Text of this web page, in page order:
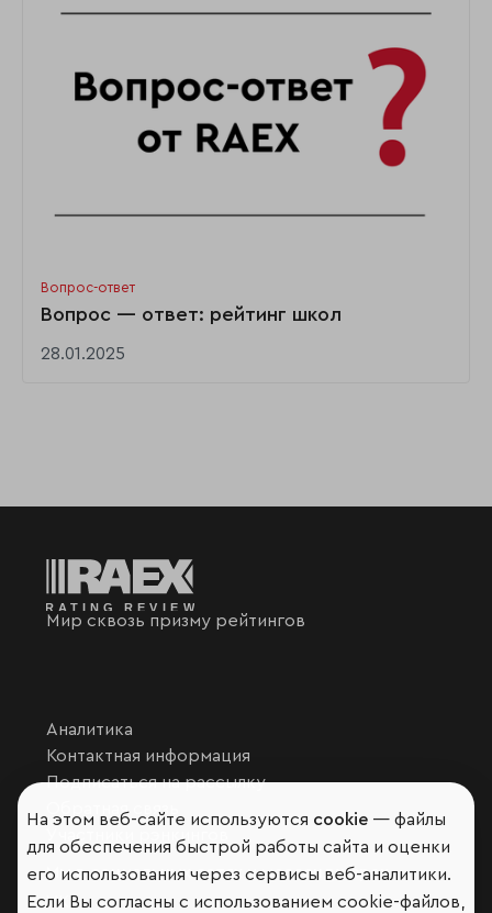
Вопрос-ответ
Вопрос — ответ: рейтинг школ
28.01.2025
Мир сквозь призму рейтингов
Аналитика
Контактная информация
Подписаться на рассылку
Обратная связь
Участники рэнкингов
Мы в социальных сетях и мессенджерах
VK
На этом веб-сайте используются cookie — файлы
для обеспечения быстрой работы сайта и оценки
его использования через сервисы веб-аналитики.
Если Вы согласны с использованием cookie-файлов,